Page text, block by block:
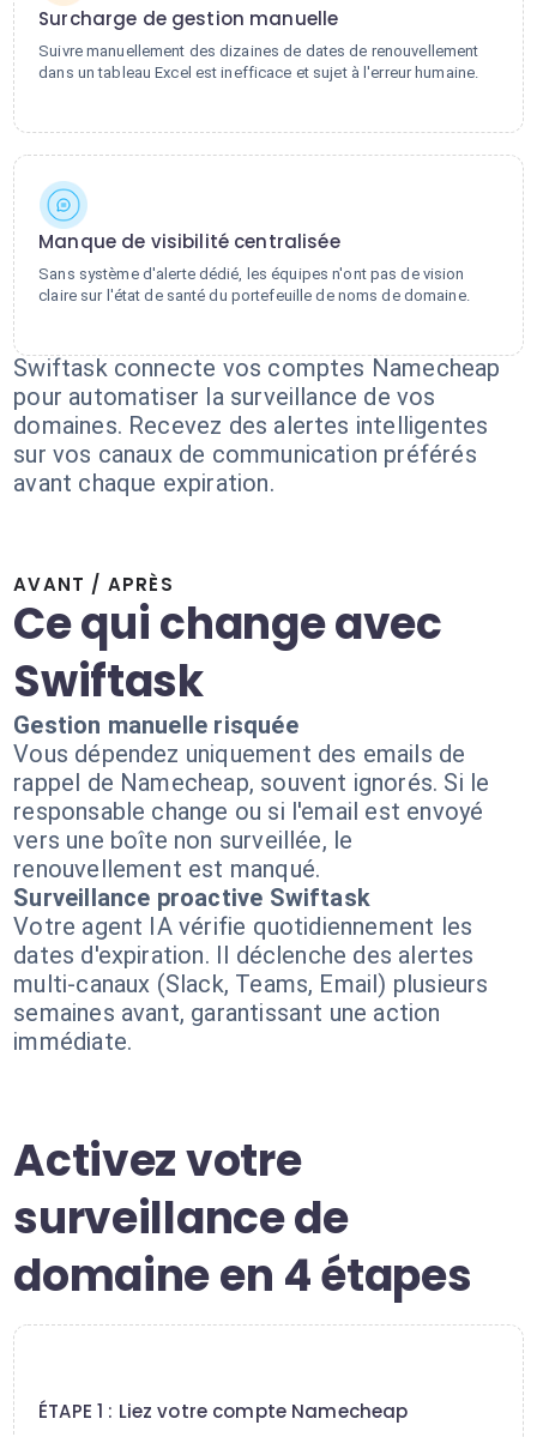
Surcharge de gestion manuelle
Suivre manuellement des dizaines de dates de renouvellement
dans un tableau Excel est inefficace et sujet à l'erreur humaine.
Manque de visibilité centralisée
Sans système d'alerte dédié, les équipes n'ont pas de vision
claire sur l'état de santé du portefeuille de noms de domaine.
Swiftask connecte vos comptes Namecheap
pour automatiser la surveillance de vos
domaines. Recevez des alertes intelligentes
sur vos canaux de communication préférés
avant chaque expiration.
AVANT / APRÈS
Ce qui change avec
Swiftask
Gestion manuelle risquée
Vous dépendez uniquement des emails de
rappel de Namecheap, souvent ignorés. Si le
responsable change ou si l'email est envoyé
vers une boîte non surveillée, le
renouvellement est manqué.
Surveillance proactive Swiftask
Votre agent IA vérifie quotidiennement les
dates d'expiration. Il déclenche des alertes
multi-canaux (Slack, Teams, Email) plusieurs
semaines avant, garantissant une action
immédiate.
Activez votre
surveillance de
domaine en 4 étapes
ÉTAPE 1 : Liez votre compte Namecheap